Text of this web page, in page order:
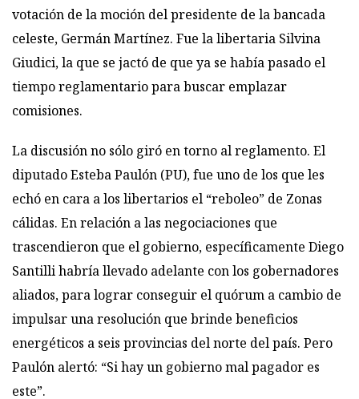
votación de la moción del presidente de la bancada
celeste, Germán Martínez. Fue la libertaria Silvina
Giudici, la que se jactó de que ya se había pasado el
tiempo reglamentario para buscar emplazar
comisiones.
La discusión no sólo giró en torno al reglamento. El
diputado Esteba Paulón (PU), fue uno de los que les
echó en cara a los libertarios el “reboleo” de Zonas
cálidas. En relación a las negociaciones que
trascendieron que el gobierno, específicamente Diego
Santilli habría llevado adelante con los gobernadores
aliados, para lograr conseguir el quórum a cambio de
impulsar una resolución que brinde beneficios
energéticos a seis provincias del norte del país. Pero
Paulón alertó: “Si hay un gobierno mal pagador es
este”.